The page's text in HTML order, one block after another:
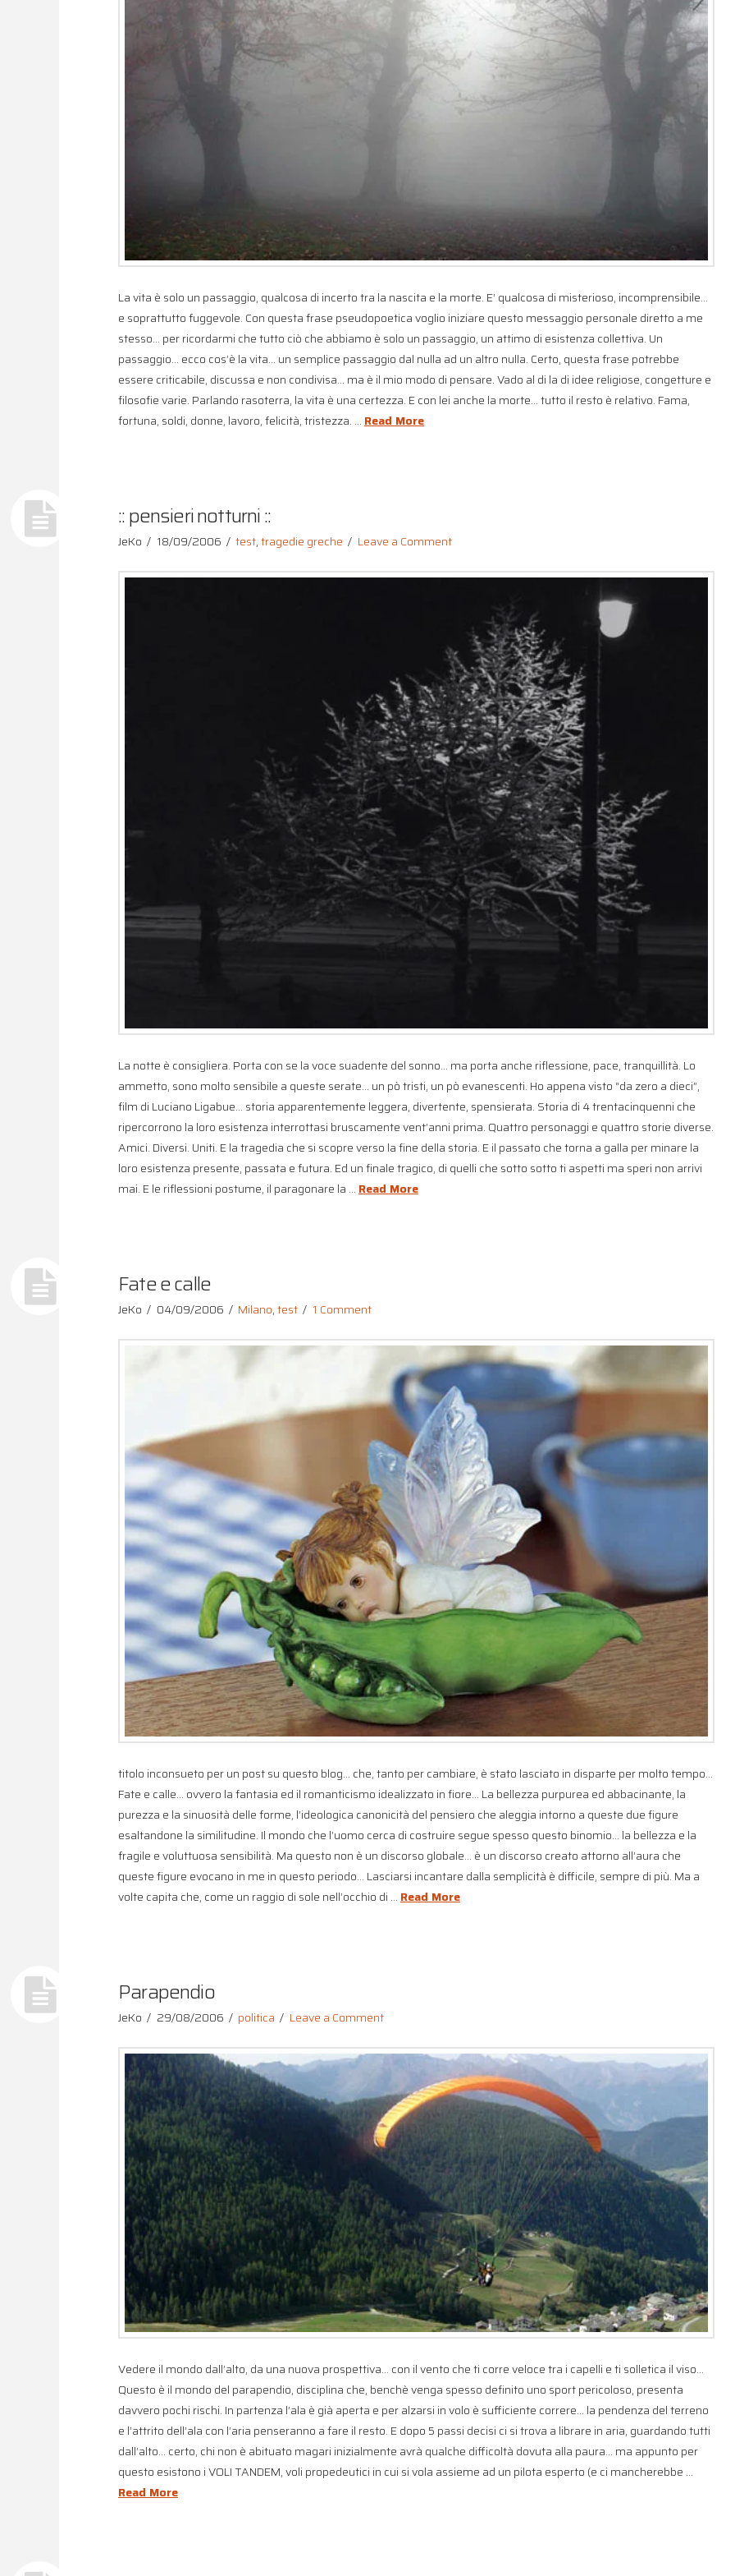
La vita è solo un passaggio, qualcosa di incerto tra la nascita e la morte. E’ qualcosa di misterioso, incomprensibile…
e soprattutto fuggevole. Con questa frase pseudopoetica voglio iniziare questo messaggio personale diretto a me
stesso… per ricordarmi che tutto ciò che abbiamo è solo un passaggio, un attimo di esistenza collettiva. Un
passaggio… ecco cos’è la vita… un semplice passaggio dal nulla ad un altro nulla. Certo, questa frase potrebbe
essere criticabile, discussa e non condivisa… ma è il mio modo di pensare. Vado al di la di idee religiose, congetture e
filosofie varie. Parlando rasoterra, la vita è una certezza. E con lei anche la morte… tutto il resto è relativo. Fama,
fortuna, soldi, donne, lavoro, felicità, tristezza. … Read More
:: pensieri notturni ::
JeKo 18/09/2006 test,tragedie greche Leave a Comment
La notte è consigliera. Porta con se la voce suadente del sonno… ma porta anche riflessione, pace, tranquillità. Lo
ammetto, sono molto sensibile a queste serate… un pò tristi, un pò evanescenti. Ho appena visto “da zero a dieci”,
film di Luciano Ligabue… storia apparentemente leggera, divertente, spensierata. Storia di 4 trentacinquenni che
ripercorrono la loro esistenza interrottasi bruscamente vent’anni prima. Quattro personaggi e quattro storie diverse.
Amici. Diversi. Uniti. E la tragedia che si scopre verso la fine della storia. E il passato che torna a galla per minare la
loro esistenza presente, passata e futura. Ed un finale tragico, di quelli che sotto sotto ti aspetti ma speri non arrivi
mai. E le riflessioni postume, il paragonare la … Read More
Fate e calle
JeKo 04/09/2006 Milano,test 1 Comment
titolo inconsueto per un post su questo blog… che, tanto per cambiare, è stato lasciato in disparte per molto tempo…
Fate e calle… ovvero la fantasia ed il romanticismo idealizzato in fiore… La bellezza purpurea ed abbacinante, la
purezza e la sinuosità delle forme, l’ideologica canonicità del pensiero che aleggia intorno a queste due figure
esaltandone la similitudine. Il mondo che l’uomo cerca di costruire segue spesso questo binomio… la bellezza e la
fragile e voluttuosa sensibilità. Ma questo non è un discorso globale… è un discorso creato attorno all’aura che
queste figure evocano in me in questo periodo… Lasciarsi incantare dalla semplicità è difficile, sempre di più. Ma a
volte capita che, come un raggio di sole nell’occhio di … Read More
Parapendio
JeKo 29/08/2006 politica Leave a Comment
Vedere il mondo dall’alto, da una nuova prospettiva… con il vento che ti corre veloce tra i capelli e ti solletica il viso…
Questo è il mondo del parapendio, disciplina che, benchè venga spesso definito uno sport pericoloso, presenta
davvero pochi rischi. In partenza l’ala è già aperta e per alzarsi in volo è sufficiente correre… la pendenza del terreno
e l’attrito dell’ala con l’aria penseranno a fare il resto. E dopo 5 passi decisi ci si trova a librare in aria, guardando tutti
dall’alto… certo, chi non è abituato magari inizialmente avrà qualche difficoltà dovuta alla paura… ma appunto per
questo esistono i VOLI TANDEM, voli propedeutici in cui si vola assieme ad un pilota esperto (e ci mancherebbe …
Read More